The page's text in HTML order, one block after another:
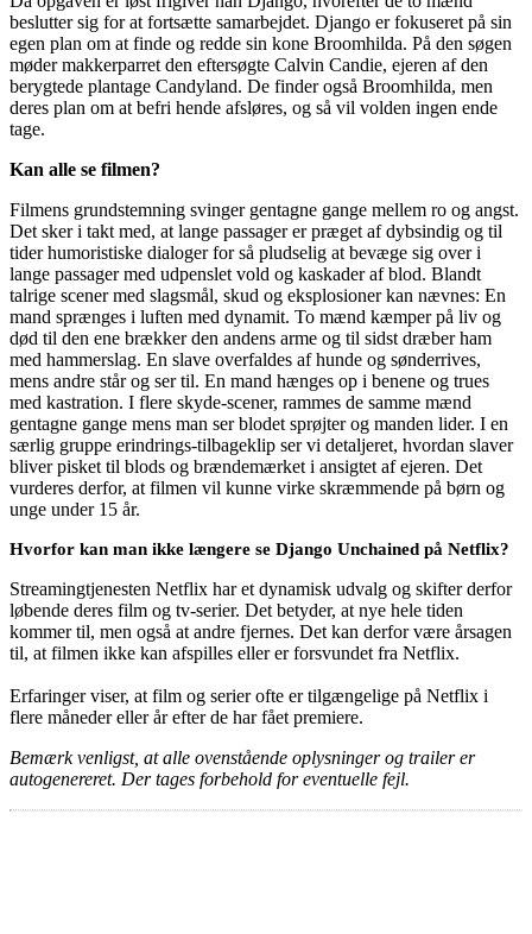
beslutter sig for at fortsætte samarbejdet. Django er fokuseret på sin
egen plan om at finde og redde sin kone Broomhilda. På den søgen
møder makkerparret den eftersøgte Calvin Candie, ejeren af den
berygtede plantage Candyland. De finder også Broomhilda, men
deres plan om at befri hende afsløres, og så vil volden ingen ende
tage.
Kan alle se filmen?
Filmens grundstemning svinger gentagne gange mellem ro og angst.
Det sker i takt med, at lange passager er præget af dybsindig og til
tider humoristiske dialoger for så pludselig at bevæge sig over i
lange passager med udpenslet vold og kaskader af blod. Blandt
talrige scener med slagsmål, skud og eksplosioner kan nævnes: En
mand sprænges i luften med dynamit. To mænd kæmper på liv og
død til den ene brækker den andens arme og til sidst dræber ham
med hammerslag. En slave overfaldes af hunde og sønderrives,
mens andre står og ser til. En mand hænges op i benene og trues
med kastration. I flere skyde-scener, rammes de samme mænd
gentagne gange mens man ser blodet sprøjter og manden lider. I en
særlig gruppe erindrings-tilbageklip ser vi detaljeret, hvordan slaver
bliver pisket til blods og brændemærket i ansigtet af ejeren. Det
vurderes derfor, at filmen vil kunne virke skræmmende på børn og
unge under 15 år.
Hvorfor kan man ikke længere se Django Unchained på Netflix?
Streamingtjenesten Netflix har et dynamisk udvalg og skifter derfor
løbende deres film og tv-serier. Det betyder, at nye hele tiden
kommer til, men også at andre fjernes. Det kan derfor være årsagen
til, at filmen ikke kan afspilles eller er forsvundet fra Netflix.
Erfaringer viser, at film og serier ofte er tilgængelige på Netflix i
flere måneder eller år efter de har fået premiere.
Bemærk venligst, at alle ovenstående oplysninger og trailer er
autogenereret. Der tages forbehold for eventuelle fejl.